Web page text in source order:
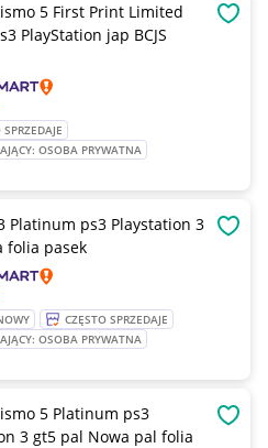
5 First Print Limited
PlayStation jap BCJS
OSOBA PRYWATNA
Platinum ps3 Playstation 3
folia pasek
CZĘSTO SPRZEDAJE
OSOBA PRYWATNA
5 Platinum ps3
3 gt5 pal Nowa pal folia